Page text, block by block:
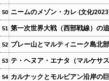
50 ニームのメゾン・カレ (文化/
51 第一次世界大戦（西部戦線）の
52 プレー山とマルティニーク島北
53 テ・ヘヌア・エナタ（マルケサス
54 カルナックとモルビアン沿岸の